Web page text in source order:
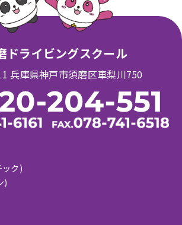
ドライビングスクール
兵庫県神戸市須磨区車梨川750
ク)
)